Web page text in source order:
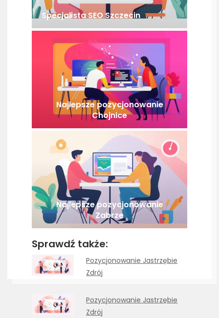
Specjalista SEO Szczecin
Najlepsze pozycjonowanie
Chojnice
Najlepsze pozycjonowanie
Zabrze
Sprawdź także:
Pozycjonowanie Jastrzębie
Zdrój
Pozycjonowanie Jastrzębie
Zdrój